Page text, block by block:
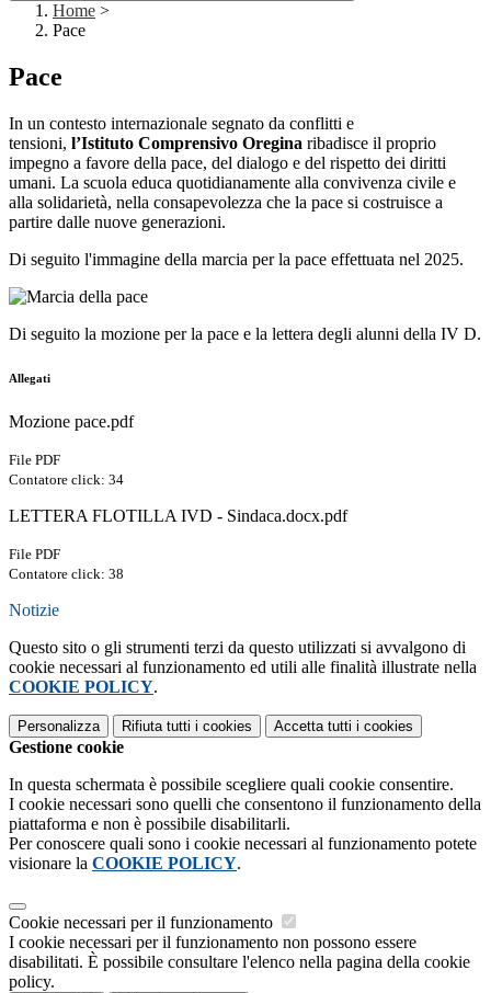
Home >
Pace
Pace
In un contesto internazionale segnato da conflitti e
tensioni, l’Istituto Comprensivo Oregina ribadisce il proprio
impegno a favore della pace, del dialogo e del rispetto dei diritti
umani. La scuola educa quotidianamente alla convivenza civile e
alla solidarietà, nella consapevolezza che la pace si costruisce a
partire dalle nuove generazioni.
Di seguito l'immagine della marcia per la pace effettuata nel 2025.
Di seguito la mozione per la pace e la lettera degli alunni della IV D.
Allegati
Mozione pace.pdf
File PDF
Contatore click: 34
LETTERA FLOTILLA IVD - Sindaca.docx.pdf
File PDF
Contatore click: 38
Notizie
Questo sito o gli strumenti terzi da questo utilizzati si avvalgono di
cookie necessari al funzionamento ed utili alle finalità illustrate nella
COOKIE POLICY.
Personalizza Rifiuta tutti i cookies Accetta tutti i cookies
Gestione cookie
In questa schermata è possibile scegliere quali cookie consentire.
I cookie necessari sono quelli che consentono il funzionamento della
piattaforma e non è possibile disabilitarli.
Per conoscere quali sono i cookie necessari al funzionamento potete
visionare la COOKIE POLICY.
Cookie necessari per il funzionamento
I cookie necessari per il funzionamento non possono essere
disabilitati. È possibile consultare l'elenco nella pagina della cookie
policy.